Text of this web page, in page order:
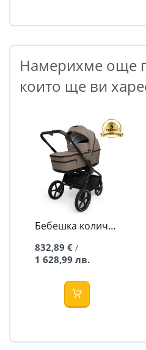
Намерихме още
които ще ви
Бебешка количка
Mokka - Muuvo
832,89 € /
1 628,99 лв.